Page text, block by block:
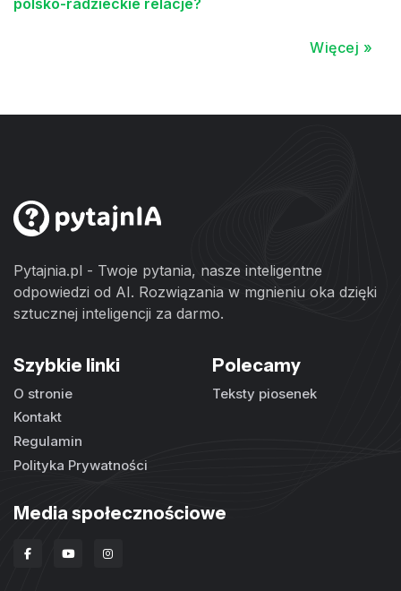
polsko-radzieckie relacje?
Więcej »
Pytajnia.pl - Twoje pytania, nasze inteligentne
odpowiedzi od AI. Rozwiązania w mgnieniu oka dzięki
sztucznej inteligencji za darmo.
Szybkie linki
O stronie
Kontakt
Regulamin
Polityka Prywatności
Polecamy
Teksty piosenek
Media społecznościowe